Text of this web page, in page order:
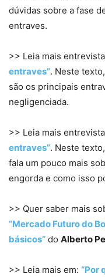
dúvidas sobre a fase
entraves.
>> Leia mais
entraves”. Neste texto,
são os principais
negligenciada.
>> Leia mais
entraves”. Neste texto,
fala um pouco mais
engorda e como isso
>> Quer saber mais
“Mercado Futuro do
básicos” do Alberto
>> Leia mais em: “Por